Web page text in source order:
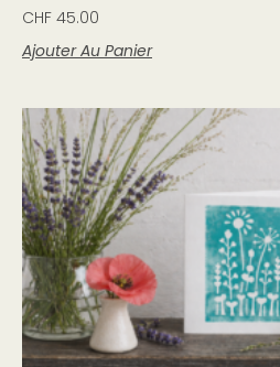
CHF 45.00
Ajouter Au Panier